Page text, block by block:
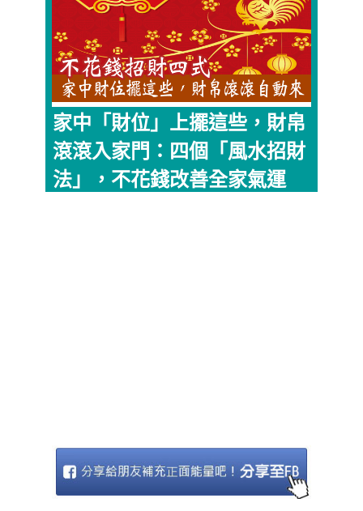
家中「財位」上擺這些，財帛
滾滾入家門：四個「風水招財
法」，不花錢改善全家氣運